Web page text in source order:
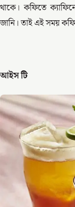
থাকে। কফিতে
জানি। তাই এই সময়
আইস টি